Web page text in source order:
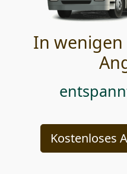
In
Kostenloses